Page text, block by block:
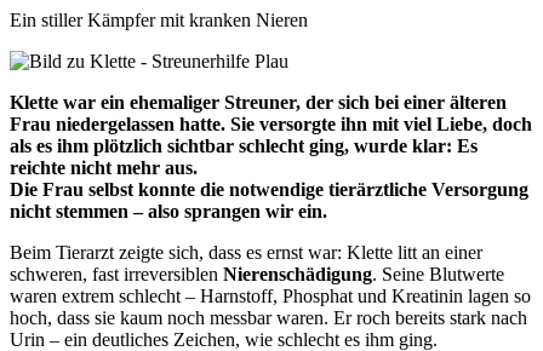
Ein stiller Kämpfer mit kranken Nieren
Klette war ein ehemaliger Streuner, der sich bei einer älteren
Frau niedergelassen hatte. Sie versorgte ihn mit viel Liebe, doch
als es ihm plötzlich sichtbar schlecht ging, wurde klar: Es
reichte nicht mehr aus.
Die Frau selbst konnte die notwendige tierärztliche Versorgung
nicht stemmen – also sprangen wir ein.
Beim Tierarzt zeigte sich, dass es ernst war: Klette litt an einer
schweren, fast irreversiblen Nierenschädigung. Seine Blutwerte
waren extrem schlecht – Harnstoff, Phosphat und Kreatinin lagen so
hoch, dass sie kaum noch messbar waren. Er roch bereits stark nach
Urin – ein deutliches Zeichen, wie schlecht es ihm ging.